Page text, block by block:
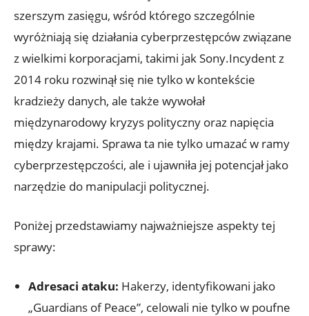
szerszym zasięgu, wśród którego szczególnie
wyróżniają się działania cyberprzestępców ‌związane⁣
z ‍wielkimi korporacjami, takimi jak Sony.Incydent‍ z
2014 roku ⁢rozwinął⁣ się nie tylko w kontekście
kradzieży danych, ale ‍także ⁣wywołał
międzynarodowy kryzys polityczny oraz ‍napięcia
między krajami. Sprawa ta nie ⁢tylko umazać w⁣ ramy ​
cyberprzestępczości, ale i ujawniła jej‌ potencjał⁢ jako⁤
narzędzie do manipulacji‍ politycznej.
Poniżej przedstawiamy najważniejsze aspekty tej
sprawy:
Adresaci ataku: Hakerzy, identyfikowani jako
„Guardians ⁣of​ Peace”, celowali nie​ tylko‌ w‌ poufne